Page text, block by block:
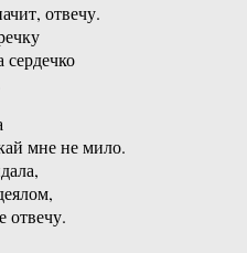
отвечу.
сердечко
мне не мило.
отвечу.